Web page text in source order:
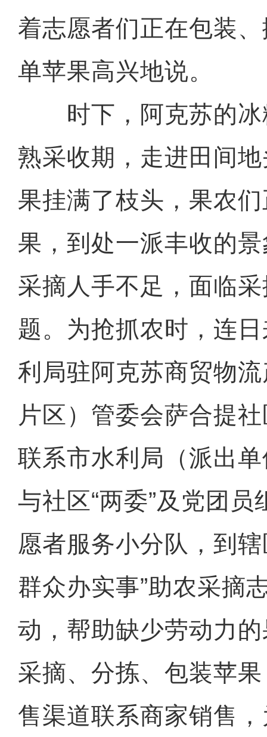
着志愿者们正在包装
单苹果高兴地说。
时下，阿克苏的冰
熟采收期，走进田间
果挂满了枝头，果农
果，到处一派丰收的
采摘人手不足，面临
题。为抢抓农时，连
利局驻阿克苏商贸物
片区）管委会萨合提
联系市水利局（派出
与社区“两委”及党团员
愿者服务小分队，到
群众办实事”助农采摘
动，帮助缺少劳动力
采摘、分拣、包装苹
售渠道联系商家销售